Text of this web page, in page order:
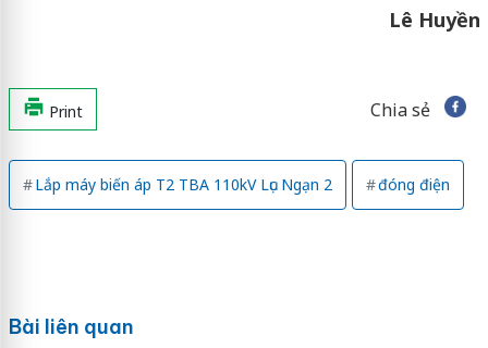
Lê Huyền
Print Chia sẻ
Lắp máy biến áp T2 TBA 110kV Lục Ngạn 2 đóng điện
Bài liên quan